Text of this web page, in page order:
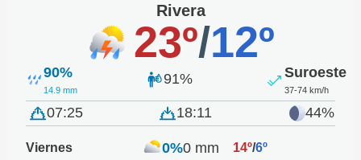
Rivera
23º/12º
90%
14.9 mm
91% Suroeste
37-74 km/h
07:25 18:11 44%
Viernes 0%0 mm 14º/6º